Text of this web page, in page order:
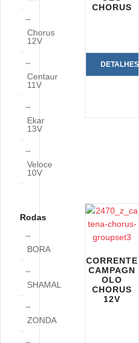
CHORUS
DETALHES
CORRENTE
CAMPAGN
OLO
CHORUS
12V
Chorus
12V
Centaur
11V
Ekar
13V
Veloce
10V
Rodas
BORA
SHAMAL
ZONDA